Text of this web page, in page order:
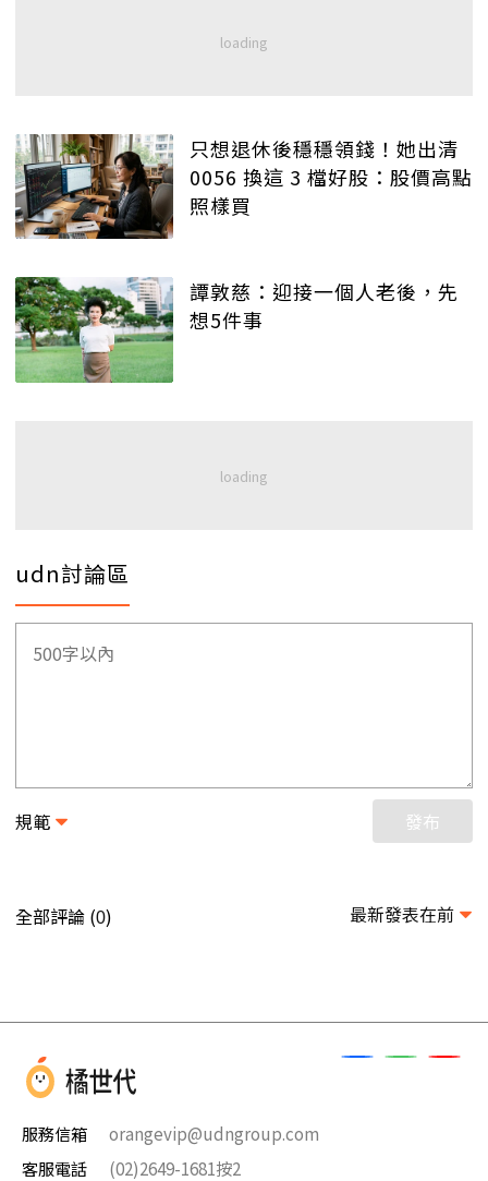
只想退休後穩穩領錢！她出清
0056 換這 3 檔好股：股價高點
照樣買
譚敦慈：迎接一個人老後，先
想5件事
udn討論區
規範 發布
全部評論 (0) 最新發表在前
服務信箱
orangevip@udngroup.com
客服電話
(02)2649-1681按2